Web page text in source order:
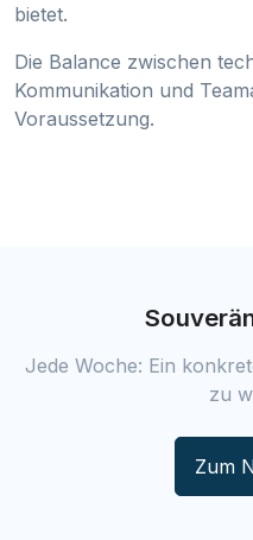
bietet.
Die Balance zwischen
Kommunikation und
Voraussetzung.
Jede Woche: Ein
zu
Zum